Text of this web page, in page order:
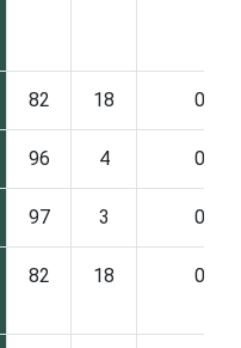
82 18 0
96 4 0
97 3 0
82 18 0